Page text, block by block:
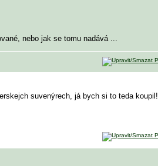
nebo jak se tomu nadává ...
suvenýrech, já bych si to teda koupil!